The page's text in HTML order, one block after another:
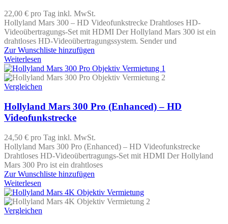
22,00 € pro Tag inkl. MwSt.
Hollyland Mars 300 – HD Videofunkstrecke Drahtloses HD-
Videoübertragungs-Set mit HDMI Der Hollyland Mars 300 ist ein
drahtloses HD-Videoübertragungssystem. Sender und
Zur Wunschliste hinzufügen
Weiterlesen
Vergleichen
Hollyland Mars 300 Pro (Enhanced) – HD
Videofunkstrecke
24,50 € pro Tag inkl. MwSt.
Hollyland Mars 300 Pro (Enhanced) – HD Videofunkstrecke
Drahtloses HD-Videoübertragungs-Set mit HDMI Der Hollyland
Mars 300 Pro ist ein drahtloses
Zur Wunschliste hinzufügen
Weiterlesen
Vergleichen